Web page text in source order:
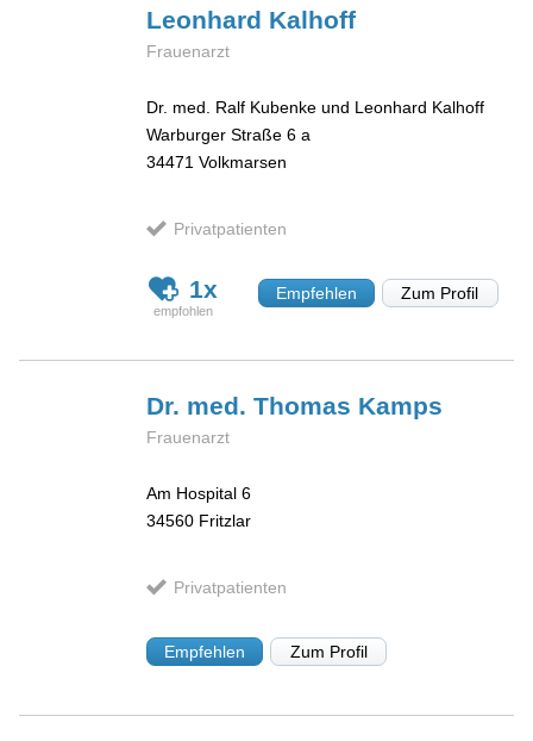
Leonhard Kalhoff
Frauenarzt
Dr. med. Ralf Kubenke und Leonhard Kalhoff
Warburger Straße 6 a
34471 Volkmarsen
Privatpatienten
1x Empfehlen Zum Profil
Dr. med. Thomas Kamps
Frauenarzt
Am Hospital 6
34560 Fritzlar
Privatpatienten
Empfehlen Zum Profil